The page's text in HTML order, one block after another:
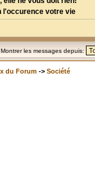
l'occurence votre vie
Montrer les messages depuis:
du Forum -> Société